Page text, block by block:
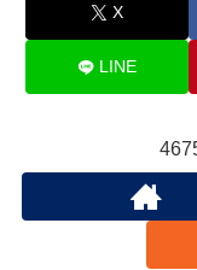
X
LINE